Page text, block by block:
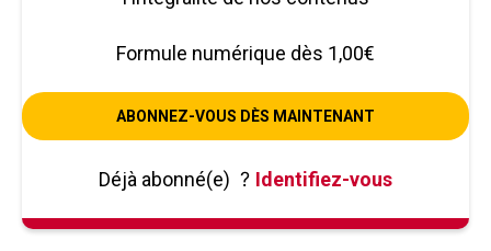
Formule numérique dès 1,00€
ABONNEZ-VOUS DÈS MAINTENANT
Déjà abonné(e) ? Identifiez-vous